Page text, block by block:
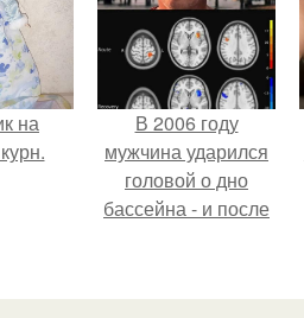
на
В 2006 году
мужчина ударился
головой о дно
бассейна - и после
странным образом.